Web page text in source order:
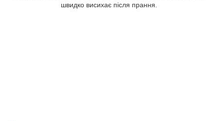
швидко висихає після прання.